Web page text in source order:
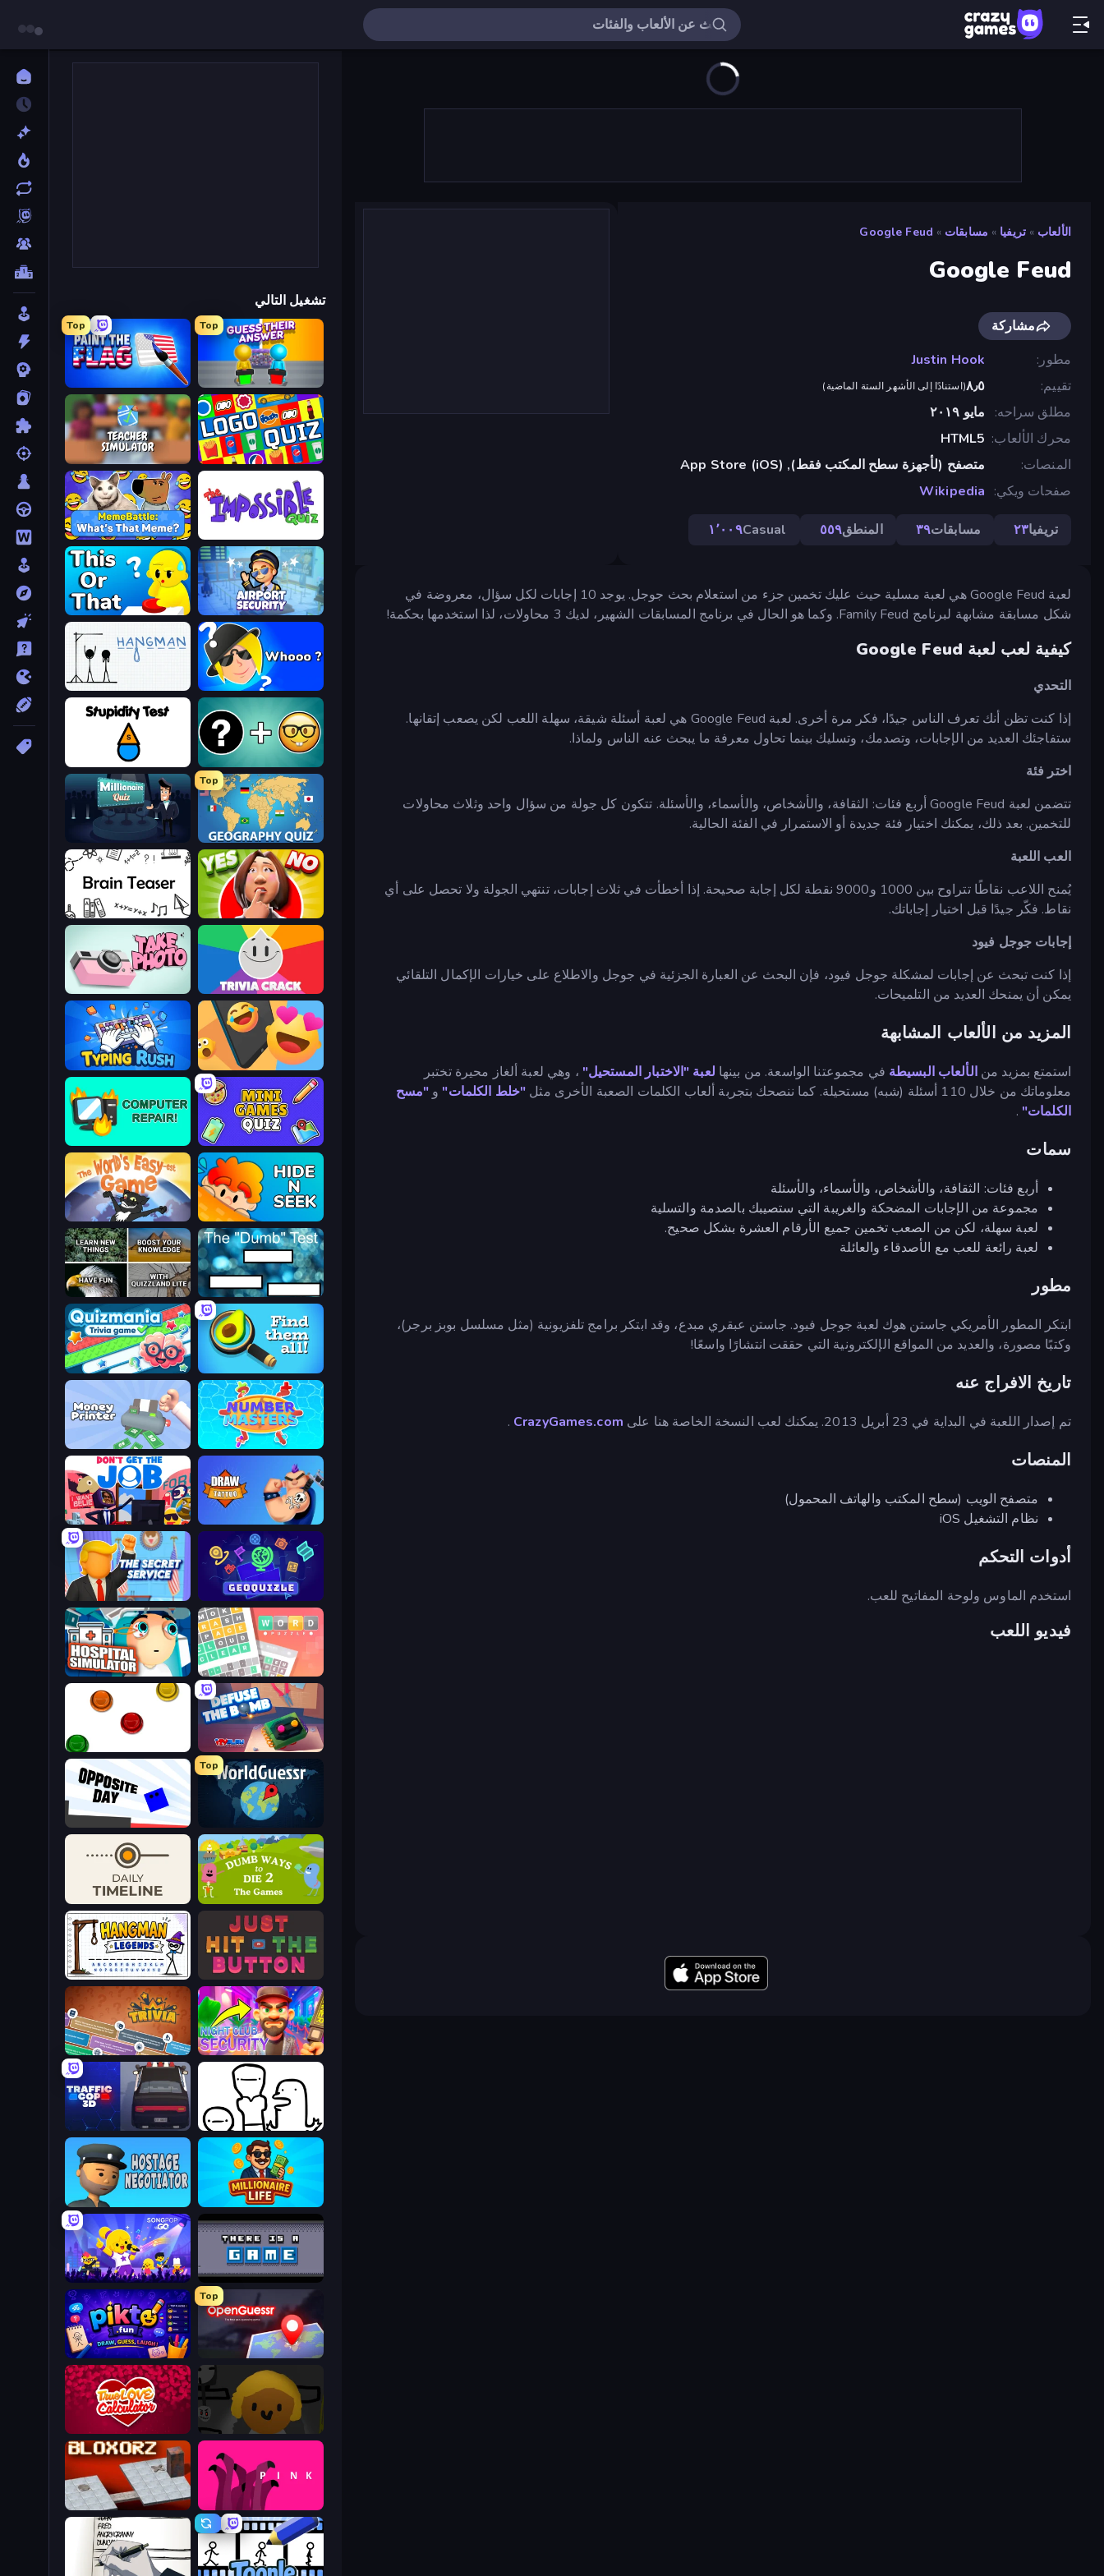
الألعاب » تريفيا » مسابقات »
Google Feud
Google Feud
مشاركة
مطور
Justin Hook
تقييم
٨٫٥(استنادًا إلى الأشهر الستة الماضية)
مطلق سراحه
مايو ٢٠١٩
محرك الألعاب HTML5
المنصات
متصفح (لأجهزة سطح المكتب فقط), App Store (iOS)
صفحات ويكي
Wikipedia
تريفيا٢٣ مسابقات٣٩ المنطق٥٥٩ Casual١٬٠٠٩
لعبة Google Feud هي لعبة مسلية حيث عليك تخمين جزء من استعلام بحث جوجل. يوجد 10 إجابات لكل سؤال، معروضة في
شكل مسابقة مشابهة لبرنامج Family Feud. وكما هو الحال في برنامج المسابقات الشهير، لديك 3 محاولات، لذا استخدمها بحكمة!
كيفية لعب لعبة Google Feud
التحدي
إذا كنت تظن أنك تعرف الناس جيدًا، فكر مرة أخرى. لعبة Google Feud هي لعبة أسئلة شيقة، سهلة اللعب لكن يصعب إتقانها.
ستفاجئك العديد من الإجابات، وتصدمك، وتسليك بينما تحاول معرفة ما يبحث عنه الناس ولماذا.
اختر فئة
تتضمن لعبة Google Feud أربع فئات: الثقافة، والأشخاص، والأسماء، والأسئلة. تتكون كل جولة من سؤال واحد وثلاث محاولات
للتخمين. بعد ذلك، يمكنك اختيار فئة جديدة أو الاستمرار في الفئة الحالية.
العب اللعبة
يُمنح اللاعب نقاطًا تتراوح بين 1000 و9000 نقطة لكل إجابة صحيحة. إذا أخطأت في ثلاث إجابات، تنتهي الجولة ولا تحصل على أي
نقاط. فكّر جيدًا قبل اختيار إجاباتك.
إجابات جوجل فيود
إذا كنت تبحث عن إجابات لمشكلة جوجل فيود، فإن البحث عن العبارة الجزئية في جوجل والاطلاع على خيارات الإكمال التلقائي
يمكن أن يمنحك العديد من التلميحات.
المزيد من الألعاب المشابهة
استمتع بمزيد منالألعاب البسيطة في مجموعتنا الواسعة. من بينها لعبة "الاختبار المستحيل" ، وهي لعبة ألغاز محيرة تختبر
معلوماتك من خلال 110 أسئلة (شبه) مستحيلة. كما ننصحك بتجربة ألعاب الكلمات الصعبة الأخرى مثل
"خلط الكلمات" و "مسح
الكلمات" .
سمات
أربع فئات: الثقافة، والأشخاص، والأسماء، والأسئلة
مجموعة من الإجابات المضحكة والغريبة التي ستصيبك بالصدمة والتسلية
لعبة سهلة، لكن من الصعب تخمين جميع الأرقام العشرة بشكل صحيح.
لعبة رائعة للعب مع الأصدقاء والعائلة
مطور
ابتكر المطور الأمريكي جاستن هوك لعبة جوجل فيود. جاستن عبقري مبدع، وقد ابتكر برامج تلفزيونية (مثل مسلسل بوبز برجر)،
وكتبًا مصورة، والعديد من المواقع الإلكترونية التي حققت انتشارًا واسعًا!
تاريخ الافراج عنه
تم إصدار اللعبة في البداية في 23 أبريل 2013. يمكنك لعب النسخة الخاصة هنا على CrazyGames.com
.
المنصات
متصفح الويب (سطح المكتب والهاتف المحمول)
نظام التشغيل iOS
أدوات التحكم
استخدم الماوس ولوحة المفاتيح للعب.
فيديو اللعب
تشغيل التالي
Top
Guess Their Answer
Top
Paint the Flag
Logo Quiz: Game World Trivia
Teacher Simulator
The Impossible Quiz
MemeBattle: What's That Meme?
Airport Security
ToT or Trivia
Whooo?
Hangman
Emoji Guess Master!
Stupidity Test
Top
Geography Quiz: Flags and Capitals
Millionaire Quiz
Yes or No Challenge
Brain Teaser
Trivia Crack
Take Photo
Reply Run
Typing Rush
Mini Games Quiz
Computer Repair
Hide N Seek
The Dumb Test
QuizzLand Trivia
Find Them All!
Quizmania: Trivia Game
Number Masters
Money Printer
Draw Tattoo
Don't Get the Job
GeoQuizle
The Secret Service
Wordler
Hospital Simulator
Defuse the Bomb 3D
The Idiot Test
Top
Opposite Day
Dumb Ways to Die 2
Daily Timeline
Just Hit the Button
Hangman Legends
Night Club Security
Trivia
I Don't Even Know
Traffic Cop 3D
Millionaire Life
Hostage Negotiator
There Is No Game
SongPop GO
Top
Pikto.fun
Seven Days in Purgatory
Love Calculator
pink (Bart Bonte)
Bloxorz